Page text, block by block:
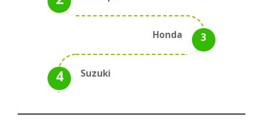
Honda
Suzuki